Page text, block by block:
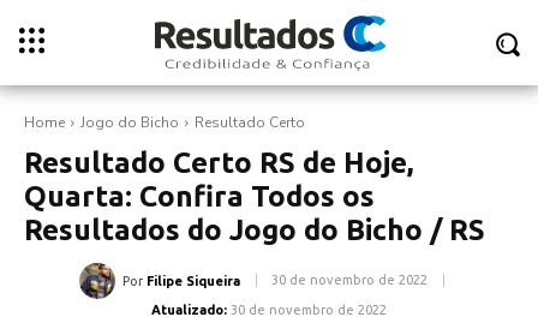
Home Jogo do Bicho Resultado Certo
Resultado Certo RS de Hoje,
Quarta: Confira Todos os
Resultados do Jogo do Bicho / RS
Por Filipe Siqueira 30 de novembro de 2022
Atualizado: 30 de novembro de 2022